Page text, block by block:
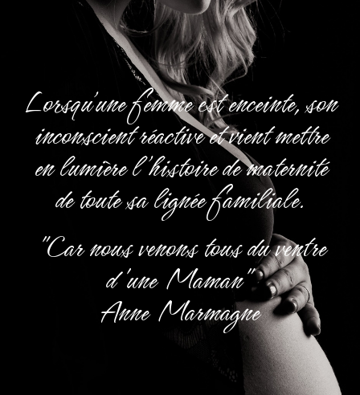
Lorsqu’une femme est enceinte, son
inconscient réactive et vient mettre
en lumière l’histoire de maternité
de toute sa lignée familiale.
"Car nous venons tous du ventre
d'une Maman"
Anne Marmagne